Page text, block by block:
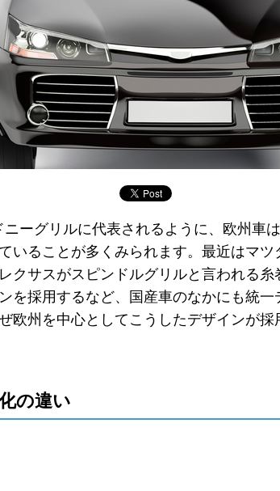
ニーグリルに代表されるように、欧州車
いることが多くみられます。最近はマ
クサスがスピンドルグリルと言われる
を採用するなど、国産車のなかにも統
欧州を中心としてこうしたデザインが採
の違い